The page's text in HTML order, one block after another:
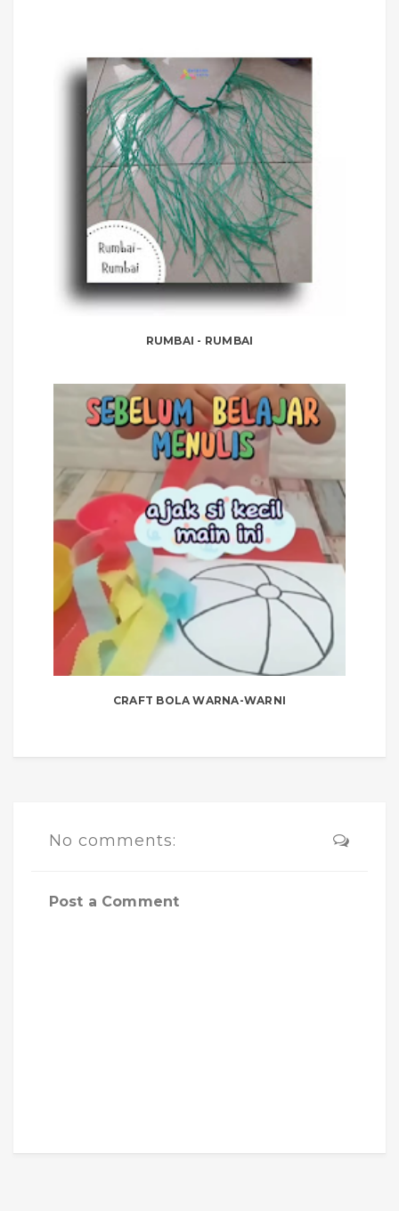
RUMBAI - RUMBAI
CRAFT BOLA WARNA-WARNI
No comments:
Post a Comment